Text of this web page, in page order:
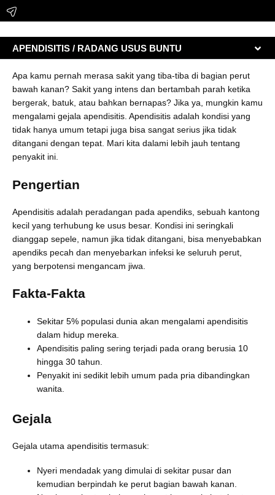
APENDISITIS / RADANG USUS BUNTU
Apa kamu pernah merasa sakit yang tiba-tiba di bagian perut
bawah kanan? Sakit yang intens dan bertambah parah ketika
bergerak, batuk, atau bahkan bernapas? Jika ya, mungkin kamu
mengalami gejala apendisitis. Apendisitis adalah kondisi yang
tidak hanya umum tetapi juga bisa sangat serius jika tidak
ditangani dengan tepat. Mari kita dalami lebih jauh tentang
penyakit ini.
Pengertian
Apendisitis adalah peradangan pada apendiks, sebuah kantong
kecil yang terhubung ke usus besar. Kondisi ini seringkali
dianggap sepele, namun jika tidak ditangani, bisa menyebabkan
apendiks pecah dan menyebarkan infeksi ke seluruh perut,
yang berpotensi mengancam jiwa.
Fakta-Fakta
Sekitar 5% populasi dunia akan mengalami apendisitis
dalam hidup mereka.
Apendisitis paling sering terjadi pada orang berusia 10
hingga 30 tahun.
Penyakit ini sedikit lebih umum pada pria dibandingkan
wanita.
Gejala
Gejala utama apendisitis termasuk:
Nyeri mendadak yang dimulai di sekitar pusar dan
kemudian berpindah ke perut bagian bawah kanan.